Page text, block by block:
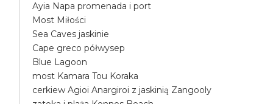
Ayia Napa promenada i port
Most Miłości
Sea Caves jaskinie
Cape greco półwysep
Blue Lagoon
most Kamara Tou Koraka
cerkiew Agioi Anargiroi z jaskinią Zangooly